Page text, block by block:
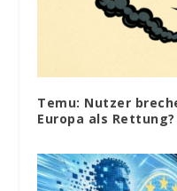
Temu: Nutzer
Europa als Rettung?